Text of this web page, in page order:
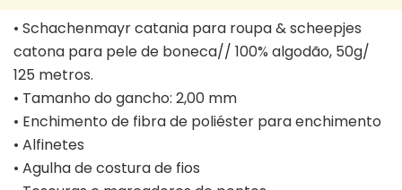
• Schachenmayr catania para roupa & scheepjes
catona para pele de boneca// 100% algodão, 50g/
125 metros.
• Tamanho do gancho: 2,00 mm
• Enchimento de fibra de poliéster para enchimento
• Alfinetes
• Agulha de costura de fios